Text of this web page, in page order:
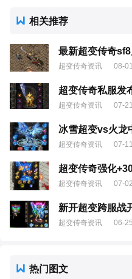
相关推荐
最新超变传奇
超变传奇资讯 08-01
超变传奇私服发
超变传奇资讯 07-21
冰雪超变vs火龙
超变传奇资讯 07-11
超变传奇强化
超变传奇资讯 07-02
新开超变跨服战
超变传奇资讯 06-25
热门图文